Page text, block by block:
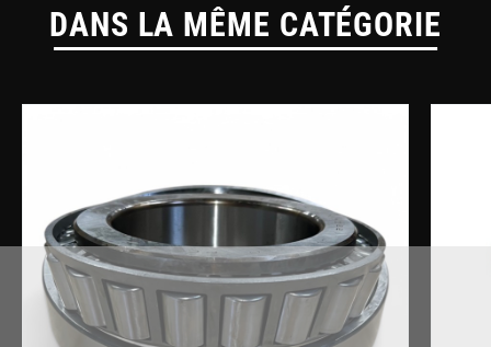
DANS LA MÊME CATÉGORIE